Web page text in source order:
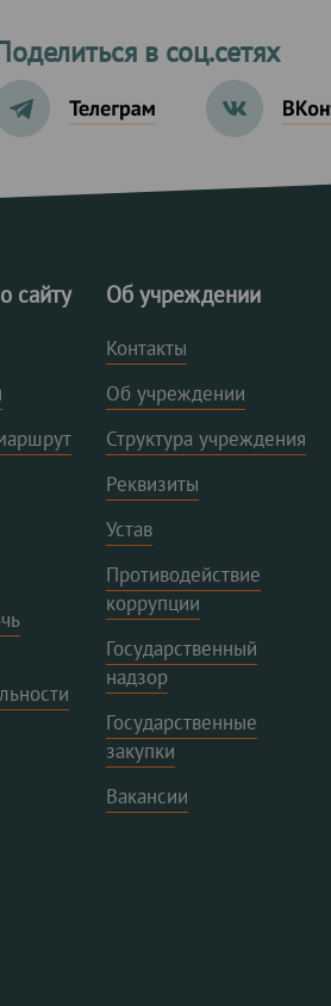
в соц.сетях
сайту Об учреждении
Контакты
Об учреждении
Структура учреждения
Реквизиты
Устав
Противодействие
коррупции
Государственный
надзор
Государственные
закупки
Вакансии